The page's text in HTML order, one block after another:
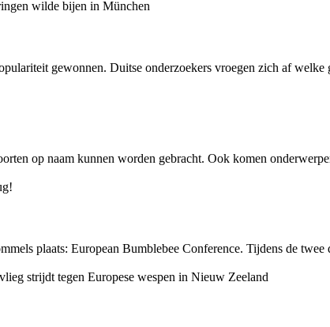
gewonnen. Duitse onderzoekers vroegen zich af welke
op naam kunnen worden gebracht. Ook komen
plaats: European Bumblebee Conference. Tijdens de